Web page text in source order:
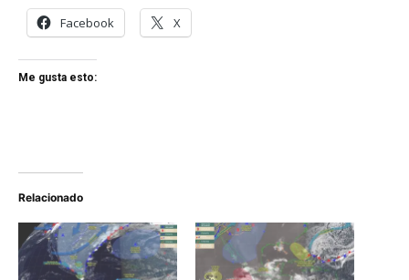
Facebook X
Me gusta esto:
Relacionado